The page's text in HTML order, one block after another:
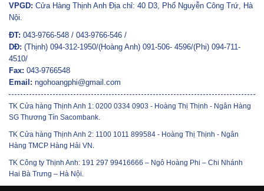
VPGD: Cửa Hàng Thịnh Anh Địa chỉ: 40 D3, Phố Nguyễn Công Trứ, Hà
Nội.
ĐT: 043-9766-548 / 043-9766-546 /
DĐ: (Thịnh) 094-312-1950/(Hoàng Anh) 091-506- 4596/(Phi) 094-711-
4510/
Fax: 043-9766548
Email: ngohoangphi@gmail.com
TK Cửa hàng Thịnh Anh 1: 0200 0334 0903 - Hoàng Thị Thịnh - Ngân Hàng
SG Thương Tín Sacombank.
TK Cửa hàng Thịnh Anh 2: 1100 1011 899584 - Hoàng Thị Thịnh - Ngân
Hàng TMCP Hàng Hải VN.
TK Công ty Thịnh Anh: 191 297 99416666 – Ngô Hoàng Phi – Chi Nhánh
Hai Bà Trưng – Hà Nội.